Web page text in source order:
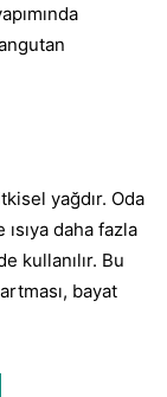
yağdır. Oda
ısıya daha fazla
kullanılır. Bu
bayat